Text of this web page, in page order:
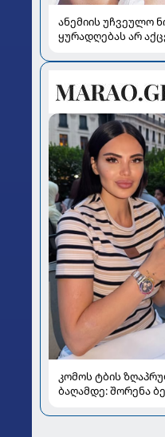
ანემიის უჩვეულო
ყურადღებას არ
კომოს ტბის
ბაღამდე: შორენა